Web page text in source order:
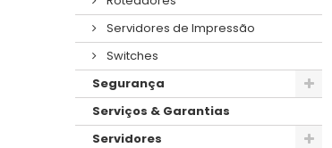
Servidores de Impressão
Switches
Segurança
Serviços & Garantias
Servidores